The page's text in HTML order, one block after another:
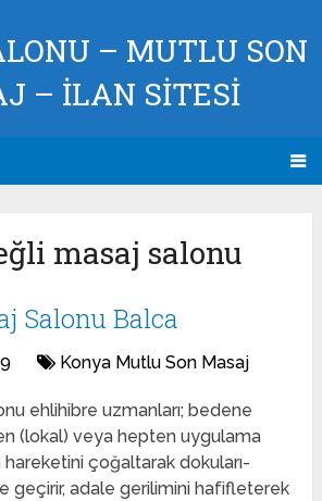
– MUTLU SON
– İLAN SİTESİ
masaj salonu
Salonu Balca
Konya Mutlu Son Masaj
ehlihibre uzmanları; bedene
(lokal) veya hepten uygulama
hareketini çoğaltarak dokuları-
geçirir, adale gerilimini hafifleterek